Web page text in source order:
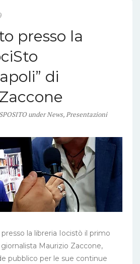
presso la
di
underNews,Presentazioni
la libreria Iocistò il primo
Maurizio Zaccone,
pubblico per le sue continue